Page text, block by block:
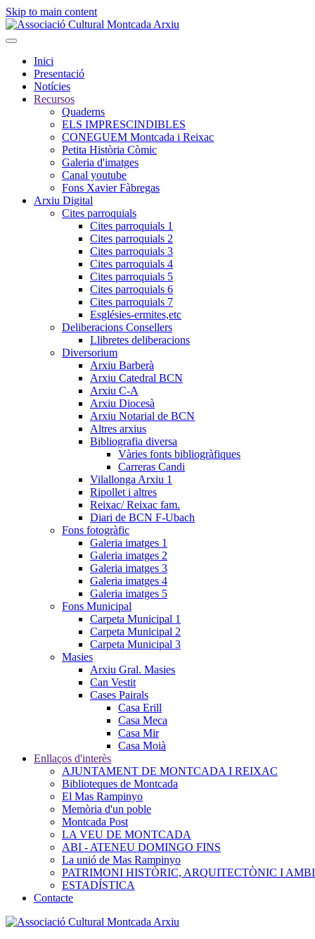
Skip to main content
Inici
Presentació
Notícies
Recursos
Quaderns
ELS IMPRESCINDIBLES
CONEGUEM Montcada i Reixac
Petita Història Còmic
Galeria d'imatges
Canal youtube
Fons Xavier Fàbregas
Arxiu Digital
Cites parroquials
Cites parroquials 1
Cites parroquials 2
Cites parroquials 3
Cites parroquials 4
Cites parroquials 5
Cites parroquials 6
Cites parroquials 7
Esglésies-ermites,etc
Deliberacions Consellers
Llibretes deliberacions
Diversorium
Arxiu Barberà
Arxiu Catedral BCN
Arxiu C-A
Arxiu Diocesà
Arxiu Notarial de BCN
Altres arxius
Bibliografia diversa
Vàries fonts bibliogràfiques
Carreras Candi
Vilallonga Arxiu 1
Ripollet i altres
Reixac/ Reixac fam.
Diari de BCN F-Ubach
Fons fotogràfic
Galeria imatges 1
Galeria imatges 2
Galeria imatges 3
Galeria imatges 4
Galeria imatges 5
Fons Municipal
Carpeta Municipal 1
Carpeta Municipal 2
Carpeta Municipal 3
Masies
Arxiu Gral. Masies
Can Vestit
Cases Pairals
Casa Erill
Casa Meca
Casa Mir
Casa Moià
Enllaços d'interès
AJUNTAMENT DE MONTCADA I REIXAC
Biblioteques de Montcada
El Mas Rampinyo
Memòria d'un poble
Montcada Post
LA VEU DE MONTCADA
ABI - ATENEU DOMINGO FINS
La unió de Mas Rampinyo
PATRIMONI HISTÒRIC, ARQUITECTÒNIC I
ESTADÍSTICA
Contacte